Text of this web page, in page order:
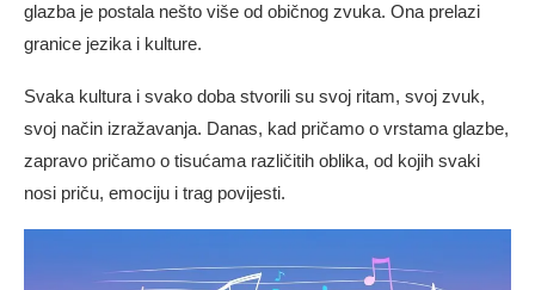
glazba je postala nešto više od običnog zvuka. Ona prelazi
granice jezika i kulture.
Svaka kultura i svako doba stvorili su svoj ritam, svoj zvuk,
svoj način izražavanja. Danas, kad pričamo o vrstama glazbe,
zapravo pričamo o tisućama različitih oblika, od kojih svaki
nosi priču, emociju i trag povijesti.